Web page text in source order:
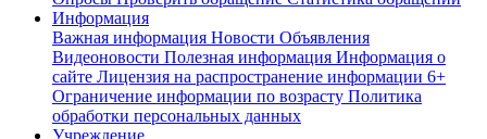
Информация
Важная информация Новости Объявления
Видеоновости Полезная информация Информация о
сайте Лицензия на распространение информации 6+
Ограничение информации по возрасту Политика
обработки персональных данных
Учреждение